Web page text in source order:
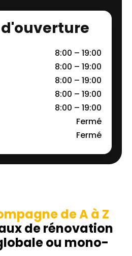
8:00 – 19:00
8:00 – 19:00
8:00 – 19:00
8:00 – 19:00
8:00 – 19:00
Fermé
Fermé
de A à Z
de rénovation
ou mono-